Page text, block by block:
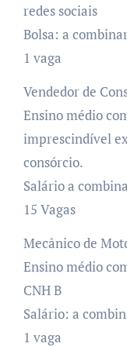
redes sociais
Bolsa: a
1 vaga
Vendedor de
Ensino médio
imprescindível
consórcio.
Salário a
15 Vagas
Mecânico de
Ensino médio
CNH B
Salário: a
1 vaga